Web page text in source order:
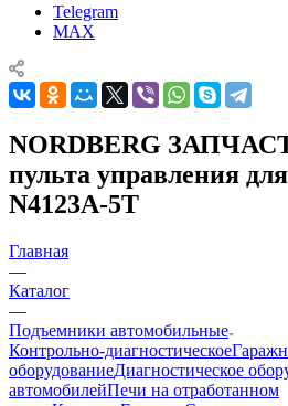
Telegram
MAX
NORDBERG
пульта управления
N4123A-5T
Главная
—
Каталог
—
Подъемники автомобильные
Контрольно-диагностическое
оборудованиеДиагностическое
автомобилейПечи на отработанном